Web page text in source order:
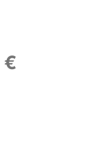
€